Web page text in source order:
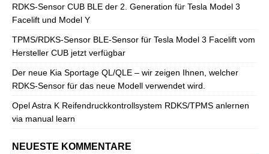
RDKS-Sensor CUB BLE der 2. Generation für Tesla Model 3
Facelift und Model Y
TPMS/RDKS-Sensor BLE-Sensor für Tesla Model 3 Facelift vom
Hersteller CUB jetzt verfügbar
Der neue Kia Sportage QL/QLE – wir zeigen Ihnen, welcher
RDKS-Sensor für das neue Modell verwendet wird.
Opel Astra K Reifendruckkontrollsystem RDKS/TPMS anlernen
via manual learn
NEUESTE KOMMENTARE